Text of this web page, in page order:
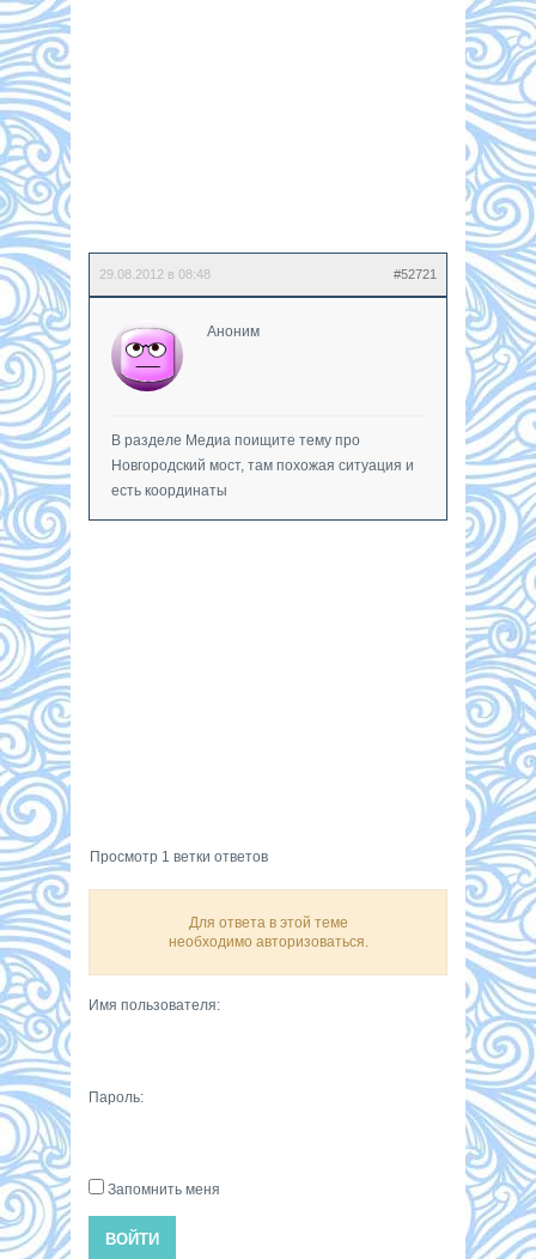
29.08.2012 в 08:48 #52721
Аноним
В разделе Медиа поищите тему про
Новгородский мост, там похожая ситуация и
есть координаты
Просмотр 1 ветки ответов
Для ответа в этой теме
необходимо авторизоваться.
Имя пользователя:
Пароль:
Запомнить меня
ВОЙТИ